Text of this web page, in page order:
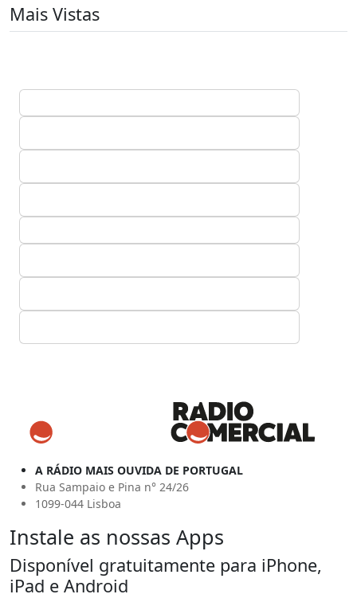
Mais Vistas
A RÁDIO MAIS OUVIDA DE PORTUGAL
Rua Sampaio e Pina n° 24/26
1099-044 Lisboa
Instale as nossas Apps
Disponível gratuitamente para iPhone,
iPad e Android